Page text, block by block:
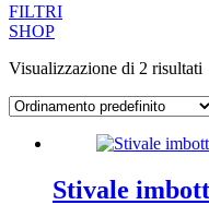
FILTRI
SHOP
Filtra per prezzo
Visualizzazione di 2 risultati
Stivale